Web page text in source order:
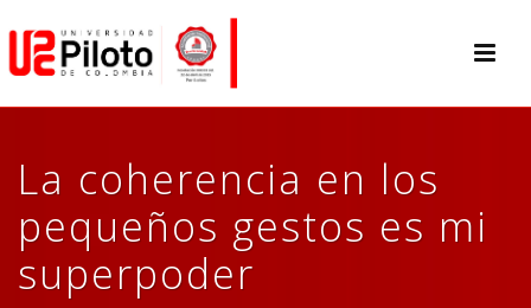
La coherencia en los
pequeños gestos es mi
superpoder